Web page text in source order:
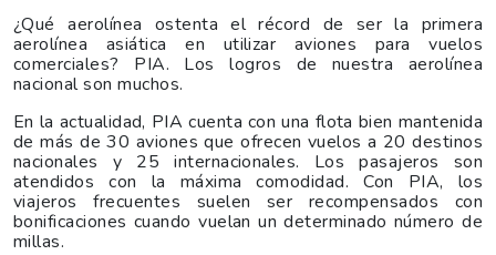
¿Qué aerolínea ostenta el récord de ser la primera
aerolínea asiática en utilizar aviones para vuelos
comerciales? PIA. Los logros de nuestra aerolínea
nacional son muchos.
En la actualidad, PIA cuenta con una flota bien mantenida
de más de 30 aviones que ofrecen vuelos a 20 destinos
nacionales y 25 internacionales. Los pasajeros son
atendidos con la máxima comodidad. Con PIA, los
viajeros frecuentes suelen ser recompensados con
bonificaciones cuando vuelan un determinado número de
millas.